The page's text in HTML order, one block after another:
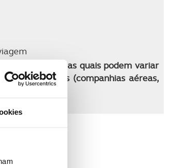
indicado, as quais podem variar
fornecedores (companhias aéreas,